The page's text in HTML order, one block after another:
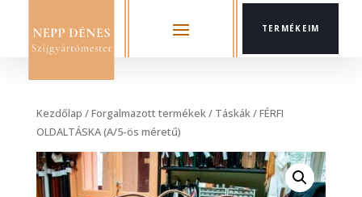
TERMÉKEIM
Kezdőlap /Forgalmazott termékek/ Táskák/ FÉRFI
OLDALTÁSKA (A/5-ös méretű)